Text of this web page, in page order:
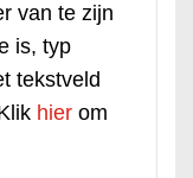
van te zijn
is, typ
tekstveld
hier om